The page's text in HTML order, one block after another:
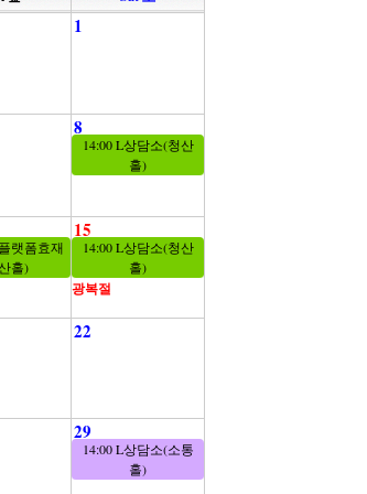
1
8
14:00 L상담소(청산
홀)
랫폼효재
홀)
15
14:00 L상담소(청산
홀)
광복절
22
29
14:00 L상담소(소통
홀)